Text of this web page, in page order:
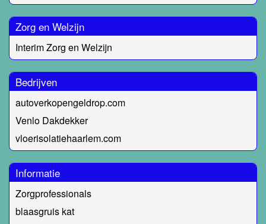
Zorg en Welzijn
Interim Zorg en Welzijn
Bedrijven
autoverkopengeldrop.com
Venlo Dakdekker
vloerisolatiehaarlem.com
Informatie
Zorgprofessionals
blaasgruis kat